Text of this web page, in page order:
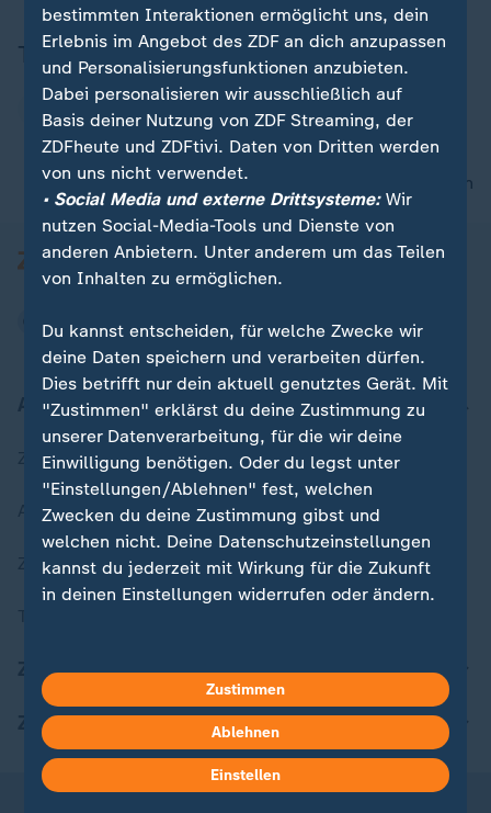
Thema
Sachsen-Anhalt
nach oben
Aktuell bei ZDFheute
Zuletzt veröffentlicht
Aktuelle Sendungs-Videos
ZDFheute Stories
ZDFheute Update
ZDFheute Apps
bestimmten Interaktionen ermöglicht uns, dein
Erlebnis im Angebot des ZDF an dich anzupassen
und Personalisierungsfunktionen anzubieten.
Dabei personalisieren wir ausschließlich auf
Basis deiner Nutzung von ZDF Streaming, der
ZDFheute und ZDFtivi. Daten von Dritten werden
von uns nicht verwendet.
• Social Media und externe Drittsysteme:Wir
nutzen Social-Media-Tools und Dienste von
anderen Anbietern. Unter anderem um das Teilen
von Inhalten zu ermöglichen.
Du kannst entscheiden, für welche Zwecke wir
deine Daten speichern und verarbeiten dürfen.
Dies betrifft nur dein aktuell genutztes Gerät. Mit
"Zustimmen" erklärst du deine Zustimmung zu
unserer Datenverarbeitung, für die wir deine
Einwilligung benötigen. Oder du legst unter
"Einstellungen/Ablehnen" fest, welchen
Zwecken du deine Zustimmung gibst und
welchen nicht. Deine Datenschutzeinstellungen
kannst du jederzeit mit Wirkung für die Zukunft
in deinen Einstellungen widerrufen oder ändern.
Weitere Informationen findest du in unserer
Datenschutzerklärung.Zustimmen
Ablehnen
Einstellen